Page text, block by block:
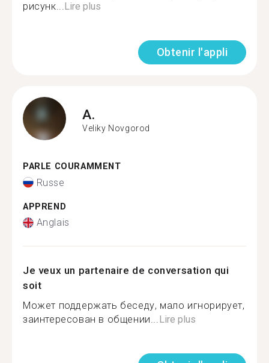
рисунк...Lire plus
Obtenir l'appli
A.
Veliky Novgorod
PARLE COURAMMENT
Russe
APPREND
Anglais
Je veux un partenaire de conversation qui
soit
Может поддержать беседу, мало игнорирует,
заинтересован в общении...Lire plus